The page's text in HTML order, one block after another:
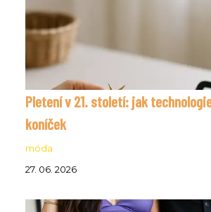
Pletení v 21. století: jak
koníček
móda
27. 06. 2026